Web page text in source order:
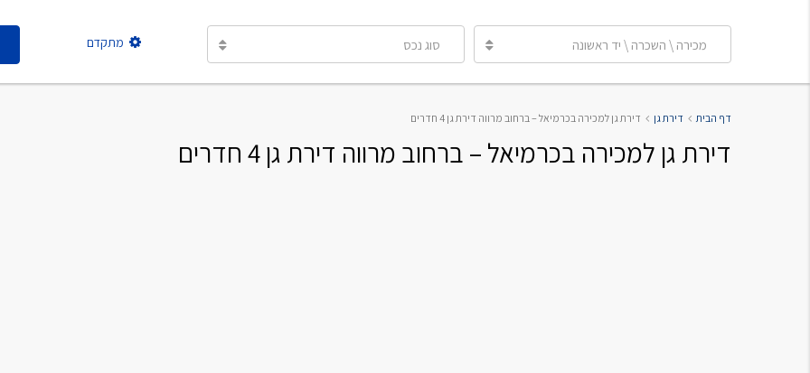
מיכל קורלנד
מרסלו גלז
מרטה אמבון
מכירה \ השכרה \ יד ראשונה סוג נכס מתקדם
דף הבית דירת גן דירת גן למכירה בכרמיאל – ברחוב מרווה דירת גן 4 חדרים
דירת גן למכירה בכרמיאל – ברחוב מרווה דירת גן 4 חדרים